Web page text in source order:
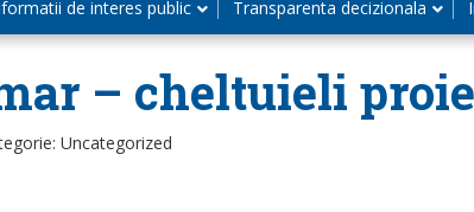
de interes public Transparenta decizionala
– cheltuieli
Uncategorized